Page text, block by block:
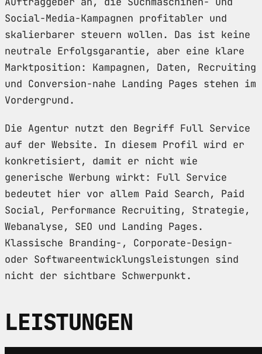
Social-Media-Kampagnen profitabler und
skalierbarer steuern wollen. Das ist keine
neutrale Erfolgsgarantie, aber eine klare
Marktposition: Kampagnen, Daten, Recruiting
und Conversion-nahe Landing Pages stehen im
Vordergrund.
Die Agentur nutzt den Begriff Full Service
auf der Website. In diesem Profil wird er
konkretisiert, damit er nicht wie
generische Werbung wirkt: Full Service
bedeutet hier vor allem Paid Search, Paid
Social, Performance Recruiting, Strategie,
Webanalyse, SEO und Landing Pages.
Klassische Branding-, Corporate-Design-
oder Softwareentwicklungsleistungen sind
nicht der sichtbare Schwerpunkt.
LEISTUNGEN